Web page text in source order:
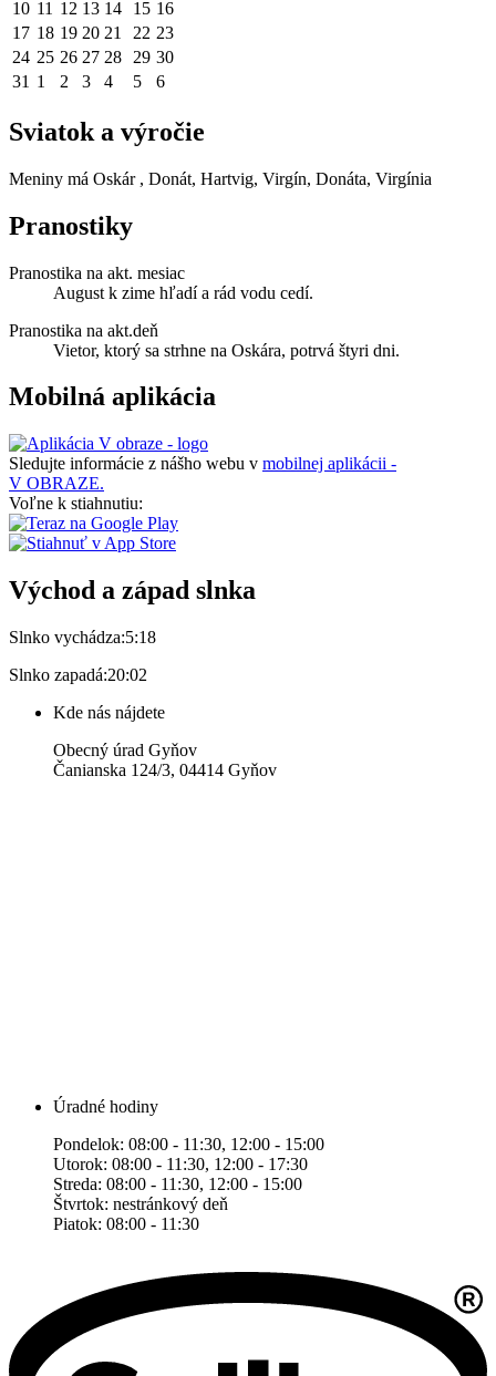
10 11 12 13 14 15 16
17 18 19 20 21 22 23
24 25 26 27 28 29 30
31 1 2 3 4 5 6
Sviatok a výročie
Meniny má Oskár , Donát, Hartvig, Virgín, Donáta, Virgínia
Pranostiky
Pranostika na akt. mesiac
August k zime hľadí a rád vodu cedí.
Pranostika na akt.deň
Vietor, ktorý sa strhne na Oskára, potrvá štyri dni.
Mobilná aplikácia
Sledujte informácie z nášho webu v mobilnej aplikácii -
V OBRAZE.
Voľne k stiahnutiu:
Východ a západ slnka
Slnko vychádza:5:18
Slnko zapadá:20:02
Kde nás nájdete
Obecný úrad Gyňov
Čanianska 124/3, 04414 Gyňov
Úradné hodiny
Pondelok: 08:00 - 11:30, 12:00 - 15:00
Utorok: 08:00 - 11:30, 12:00 - 17:30
Streda: 08:00 - 11:30, 12:00 - 15:00
Štvrtok: nestránkový deň
Piatok: 08:00 - 11:30